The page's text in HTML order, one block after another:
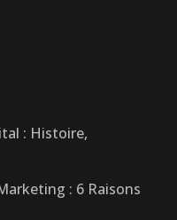
: Histoire,
: 6 Raisons